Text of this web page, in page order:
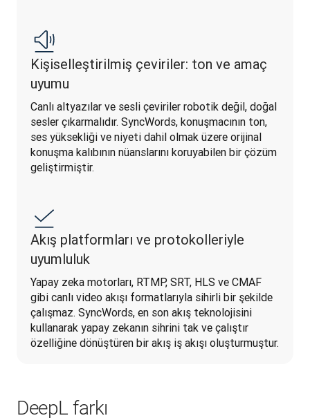
Kişiselleştirilmiş çeviriler: ton ve amaç
uyumu
Canlı altyazılar ve sesli çeviriler robotik değil, doğal
sesler çıkarmalıdır. SyncWords, konuşmacının ton,
ses yüksekliği ve niyeti dahil olmak üzere orijinal
konuşma kalıbının nüanslarını koruyabilen bir çözüm
geliştirmiştir.
Akış platformları ve protokolleriyle
uyumluluk
Yapay zeka motorları, RTMP, SRT, HLS ve CMAF
gibi canlı video akışı formatlarıyla sihirli bir şekilde
çalışmaz. SyncWords, en son akış teknolojisini
kullanarak yapay zekanın sihrini tak ve çalıştır
özelliğine dönüştüren bir akış iş akışı oluşturmuştur.
DeepL farkı